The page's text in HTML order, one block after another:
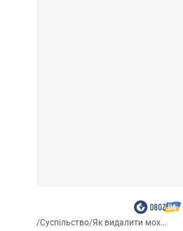
/Суспільство/Як видалити мох...